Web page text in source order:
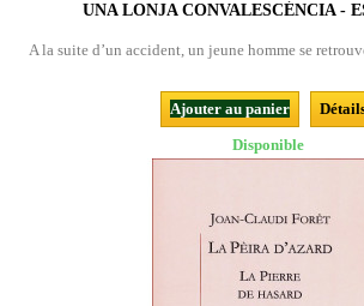
UNA LONJA CONVALESCÉNCIA -
A la suite d’un accident, un jeune homme se
Ajouter au panier
Disponible